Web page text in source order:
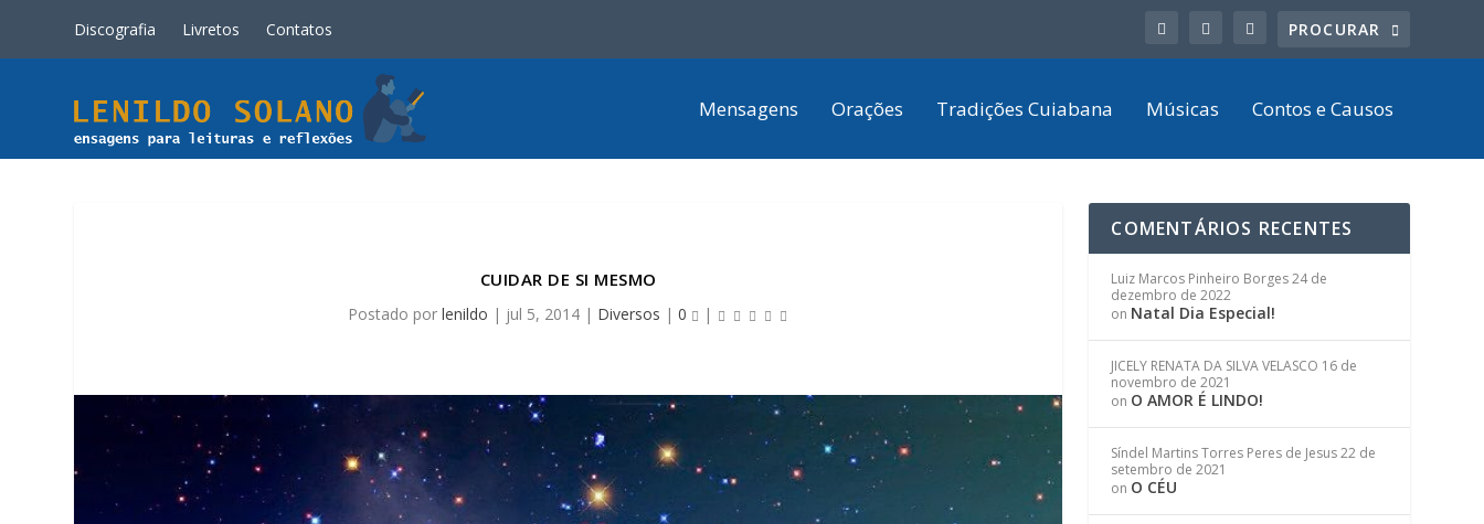
Discografia Livretos Contatos
Mensagens Orações Tradições Cuiabana Músicas Contos e Causos
CUIDAR DE SI MESMO
Postado por lenildo | jul 5, 2014| Diversos | 0 |
COMENTÁRIOS RECENTES
Luiz Marcos Pinheiro Borges24 de
dezembro de 2022
on Natal Dia Especial!
JICELY RENATA DA SILVA VELASCO 16 de
novembro de 2021
on O AMOR É LINDO!
Síndel Martins Torres Peres de Jesus22 de
setembro de 2021
on O CÉU